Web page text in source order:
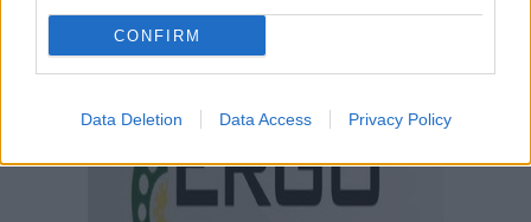
CONFIRM
Data Deletion Data Access Privacy Policy